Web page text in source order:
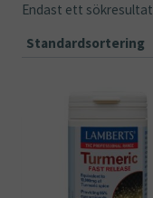
Endast ett sökresultat